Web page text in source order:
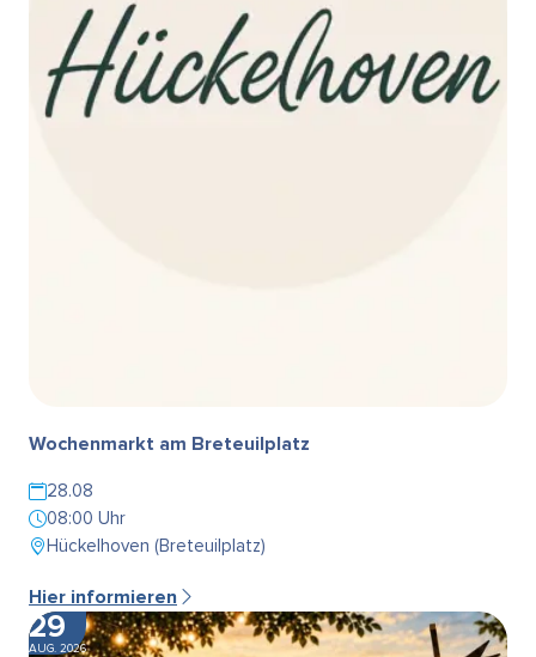
Wochenmarkt am Breteuilplatz
28.08
08:00 Uhr
Hückelhoven (Breteuilplatz)
Hier informieren
29
AUG. 2026